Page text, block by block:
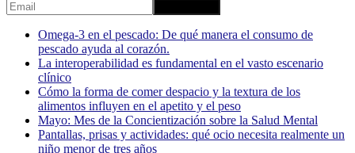
Omega-3 en el pescado: De qué manera el consumo de
pescado ayuda al corazón.
La interoperabilidad es fundamental en el vasto escenario
clínico
Cómo la forma de comer despacio y la textura de los
alimentos influyen en el apetito y el peso
Mayo: Mes de la Concientización sobre la Salud Mental
Pantallas, prisas y actividades: qué ocio necesita realmente un
niño menor de tres años